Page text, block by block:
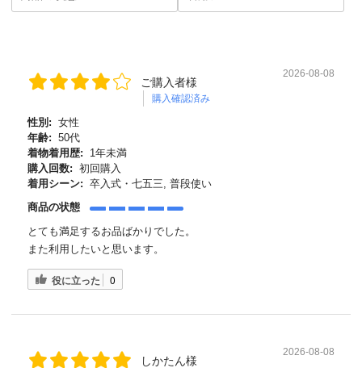
ご購入者様
購入確認済み
2026-08-08
性別: 女性
年齢: 50代
着物着用歴:
1年未満
購入回数: 初回購入
着用シーン: 卒入式・七五三, 普段使い
商品の状態
とても満足するお品ばかりでした。
また利用したいと思います。
役に立った 0
しかたん様
2026-08-08